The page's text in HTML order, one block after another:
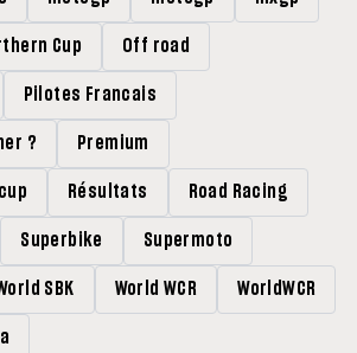
Cup Off road
Pilotes Francais
? Premium
Résultats Road Racing
Superbike Supermoto
SBK World WCR WorldWCR